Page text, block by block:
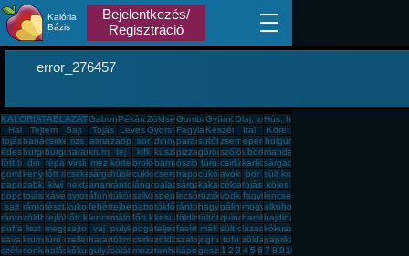
Kalória
Bázis
Bejelentkezés/
Regisztráció
error_276457
KALÓRIATÁBLÁZATGabona, mag, örlemény
Pékáru, édesség, sütemény, rágcsa, tészta
Zöldség, fűszer
GombaGyümölcsOlaj, zsíradékHús, húskészítmény
Hal
TejtermékSajt Tojás Leves Gyorsfagyasztott, dobozos, konzerv étel
Fagylalt, jégkrém
Készétel Ital
Köret
tojás banáncsirkemell
rizs alma zabpehely
sör dinnyeparadicsom
sütőtökzsemleeper bulgur
édesburgonya
burgonyaburgonyanarancskrumplitej kifli kuszkusz
pizzagörögdinnye
szőlőuborkamandarin
főtt tojás
dió répa virsli méz körte brokkolibarnarizsőszibarack
túró csirkecomb
karfiolsárgadinnye
gombakenyérfőtt rizscsirkemájsárgarépa
húslevescukkinicseresznyetrappista sajt
cukoravokádó
bor sült krumpli
paprikazabkása
kiwi nektarinananászrántott hús
lángospalacsintasárgabarack
kakaós csiga
céklatojásfehérje
köles
popcorntojásrántotta
kávégyrosáfonyatükörtojás
szilvaspenótlecsórozskenyér
vodkafagyi lencse
sajt rántott csirkemell
tésztakukoricafehér kenyér
tejbegrízpattogatott kukorica
tökfőzelék
rántottahagymapálinkamogyoróalkohol
rántott sajt
zöldbabtejfölfőtt kukorica
lencsefőzelék
málnafőtt krumpli
kesudióföldimogyoró
töltött káposzta
quinoahamburger
hajdina
puffasztott rizs
liszt meggysajtos pogácsa
vaj pulykamell
pogácsateljes kiőrlésû kenyér
fasírt mák sült csirkecomb
lazackókuszzsír
savanyú káposzta
krumplipüré
túró rudizellerbaracktökmagcsirkemell sonka
zöldbabfőzelék
szalonnajoghurttofu zöldalmapaprikás krumpli
székelykáposzta
sonkahalászlékókuszreszelék
gulyásleves
salátamozzarella
tonhalkáposztagesztenye
1 2 3 4 5 6 7 8 9 10